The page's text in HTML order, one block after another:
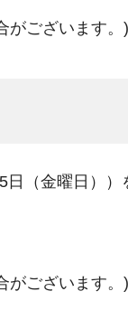
がございます。)
（金曜日）
がございます。)